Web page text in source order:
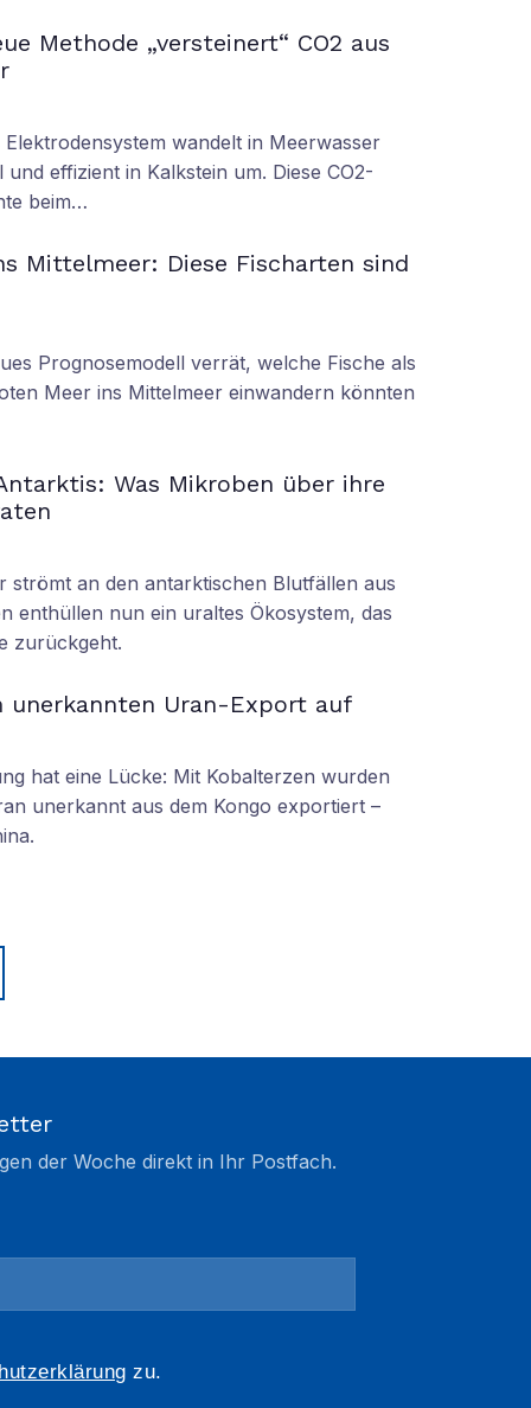
Methode „versteinert“ CO2 aus
wandelt in Meerwasser
und effizient in Kalkstein um. Diese CO2-
beim…
Mittelmeer: Diese Fischarten sind
Prognosemodell verrät, welche Fische als
Meer ins Mittelmeer einwandern könnten
Was Mikroben über ihre
strömt an den antarktischen Blutfällen aus
enthüllen nun ein uraltes Ökosystem, das
zurückgeht.
unerkannten Uran-Export auf
hat eine Lücke: Mit Kobalterzen wurden
unerkannt aus dem Kongo exportiert –
der Woche direkt in Ihr Postfach.